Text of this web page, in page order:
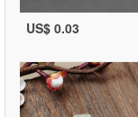
US$ 0.03